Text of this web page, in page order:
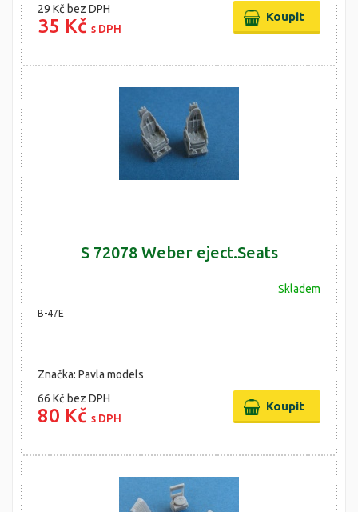
29 Kč bez DPH
35 Kč s DPH
S 72078 Weber eject.Seats
Skladem
B-47E
Značka: Pavla models
66 Kč bez DPH
80 Kč s DPH